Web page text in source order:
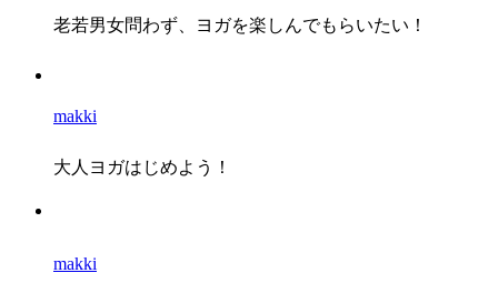
老若男女問わず、ヨガを楽しんでもらいたい！
makki
大人ヨガはじめよう！
makki